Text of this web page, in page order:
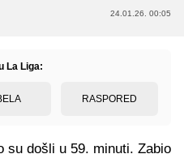
24.01.26. 00:05
La Liga:
RASPORED
su došli u 59. minuti. Zabio